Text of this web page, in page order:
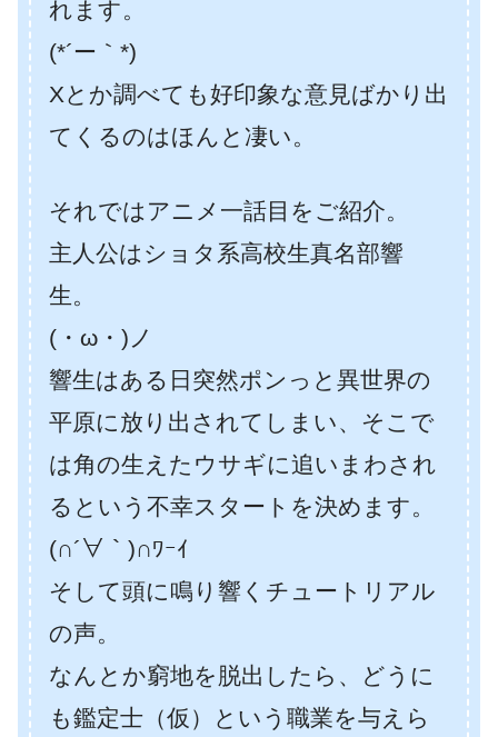
れます。
(*´ー｀*)
Xとか調べても好印象な意見ばかり出
てくるのはほんと凄い。
それではアニメ一話目をご紹介。
主人公はショタ系高校生真名部響
生。
(・ω・)ノ
響生はある日突然ポンっと異世界の
平原に放り出されてしまい、そこで
は角の生えたウサギに追いまわされ
るという不幸スタートを決めます。
(∩´∀｀)∩ﾜｰｲ
そして頭に鳴り響くチュートリアル
の声。
なんとか窮地を脱出したら、どうに
も鑑定士（仮）という職業を与えら